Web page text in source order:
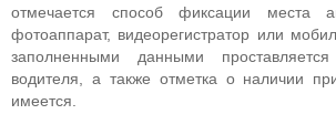
отмечается способ фиксации места
фотоаппарат, видеорегистратор или
заполненными данными
водителя, а также отметка о наличии
имеется.